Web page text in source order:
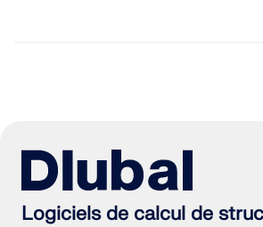
Logiciels de calcul de